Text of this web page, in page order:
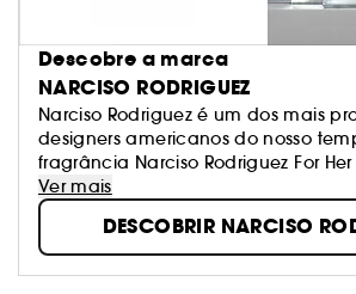
Descobre a marca
NARCISO RODRIGUEZ
Narciso Rodriguez é um dos mais
designers americanos do nosso
fragrância Narciso Rodriguez For
num óleo de almíscar raro e
tributo às mulheres. Mais de quinze
fragrância Narciso Rodriguez For Her
ícone, numa fragrância líder e num
global no mundo da perfumaria.
Ver mais
DESCOBRIR NARCISO